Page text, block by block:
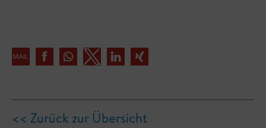
<< Zurück zur Übersicht